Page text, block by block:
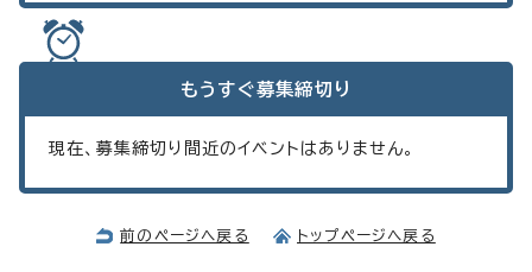
もうすぐ募集締切り
現在、募集締切り間近のイベントはありません。
前のページへ戻る トップページへ戻る